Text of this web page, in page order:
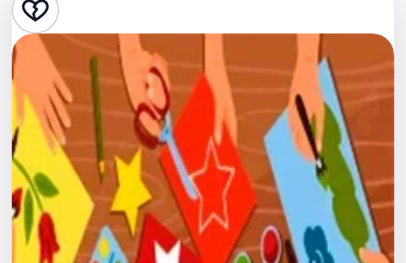
Стендап
Выставки
Квесты
Экскурсии
Спорт
События